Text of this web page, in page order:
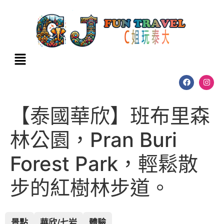
【泰國華欣】班布里森
林公園，Pran Buri
Forest Park，輕鬆散
步的紅樹林步道。